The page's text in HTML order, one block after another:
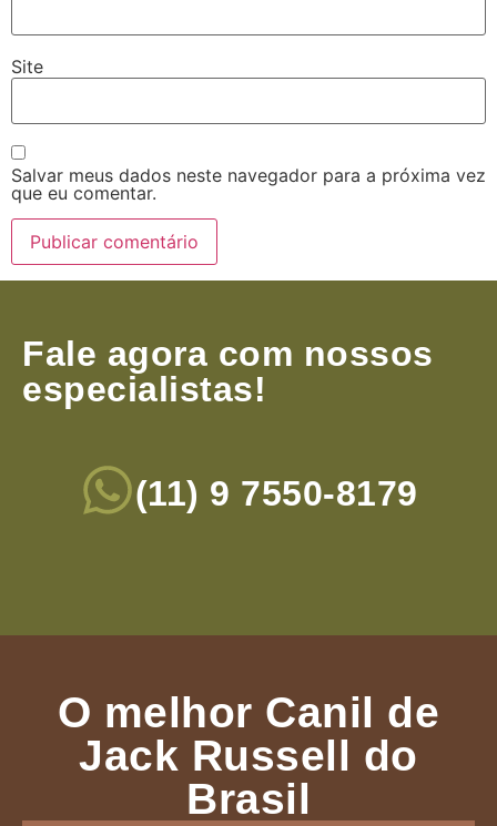
Site
Salvar meus dados neste navegador para a próxima vez
que eu comentar.
Fale agora com nossos
especialistas!
(11) 9 7550-8179
O melhor Canil de
Jack Russell do
Brasil